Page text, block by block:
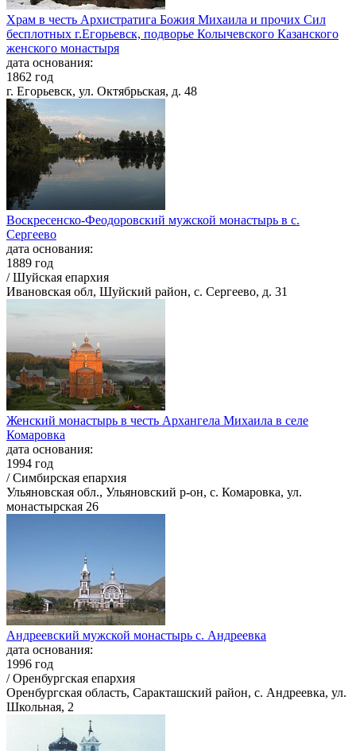
Храм в честь Архистратига Божия Михаила и прочих Сил
бесплотных г.Егорьевск, подворье Колычевского Казанского
женского монастыря
дата основания:
1862 год
г. Егорьевск, ул. Октябрьская, д. 48
Воскресенско-Феодоровский мужской монастырь в с.
Сергеево
дата основания:
1889 год
/ Шуйская епархия
Ивановская обл, Шуйский район, с. Сергеево, д. 31
Женский монастырь в честь Архангела Михаила в селе
Комаровка
дата основания:
1994 год
/ Симбирская епархия
Ульяновская обл., Ульяновский р-он, с. Комаровка, ул.
монастырская 26
Андреевский мужской монастырь с. Андреевка
дата основания:
1996 год
/ Оренбургская епархия
Оренбургская область, Саракташский район, с. Андреевка, ул.
Школьная, 2